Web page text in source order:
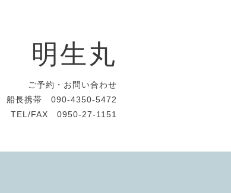
明生丸
ご予約・お問い合わせ
船長携帯 090-4350-5472
TEL/FAX 0950-27-1151